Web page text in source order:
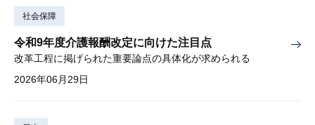
社会保障
令和9年度介護報酬改定に向けた注目点
改革工程に掲げられた重要論点の具体化が求められる
2026年06月29日